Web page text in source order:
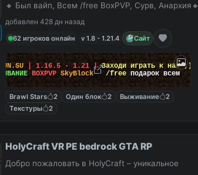
🔸 Был вайп, Всем /free BoxPVP, Сурв, Анархия🔸
добавлен 428 дн назад
62 игроков онлайн
v 1.8 - 1.21.4 Сайт
| 1.16.5 - 1.21 |Заходи играть к нам ;)
BOXPVP SkyBlock- /free подарок всем
Brawl Stars 2 Один блок 2 Выживание
2
Текстуры
2
HolyCraft VR PE bedrock GTA RP
Добро пожаловать в HolyCraft – уникальное